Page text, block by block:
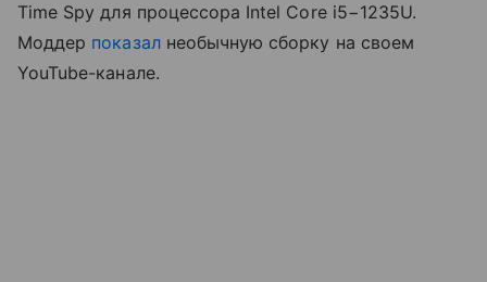
Time Spy для процессора Intel Core i5−1235U.
Моддер показалнеобычную сборку на своем
YouTube-канале.